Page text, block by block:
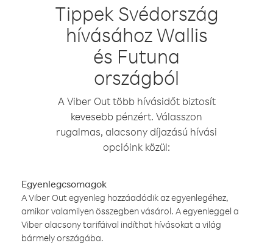
Tippek Svédország
hívásához Wallis
és Futuna
országból
A Viber Out több hívásidőt biztosít
kevesebb pénzért. Válasszon
rugalmas, alacsony díjazású hívási
opcióink közül:
Egyenlegcsomagok
A Viber Out egyenleg hozzáadódik az egyenlegéhez,
amikor valamilyen összegben vásárol. A egyenleggel a
Viber alacsony tarifáival indíthat hívásokat a világ
bármely országába.